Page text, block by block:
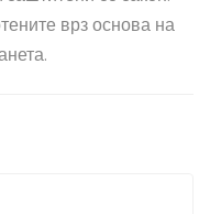
врз основа на